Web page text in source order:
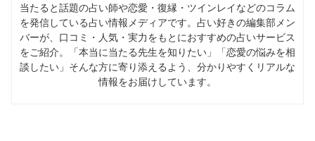
当たると話題の占い師や恋愛・復縁・ツインレイなどのコラム
を発信している占い情報メディアです。占い好きの編集部メン
バーが、口コミ・人気・実力をもとにおすすめの占いサービス
をご紹介。「本当に当たる先生を知りたい」「恋愛の悩みを相
談したい」そんな方に寄り添えるよう、分かりやすくリアルな
情報をお届けしています。